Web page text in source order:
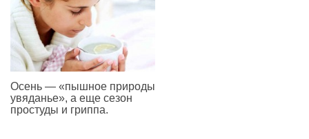
Осень — «пышное природы
увяданье», а еще сезон
простуды и гриппа.